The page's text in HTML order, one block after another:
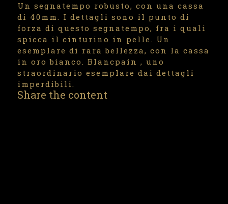
Un segnatempo robusto, con una cassa
di 40mm. I dettagli sono il punto di
forza di questo segnatempo, fra i quali
spicca il cinturino in pelle. Un
esemplare di rara bellezza, con la cassa
in oro bianco. Blancpain , uno
straordinario esemplare dai dettagli
imperdibili.
Share the content